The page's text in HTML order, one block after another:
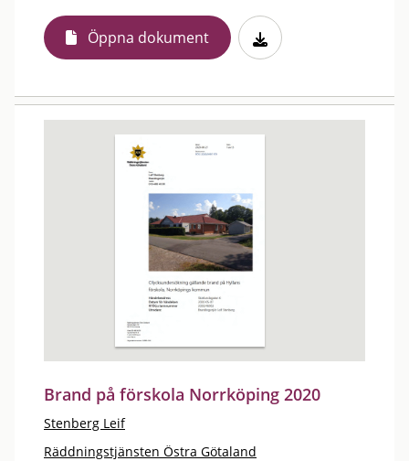
Öppna dokument
Brand på förskola Norrköping 2020
Stenberg Leif
Räddningstjänsten Östra Götaland